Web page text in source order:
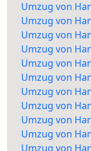
Umzug von
Umzug von
Umzug von
Umzug von
Umzug von
Umzug von
Umzug von
Umzug von
Umzug von
Umzug von
Umzug von